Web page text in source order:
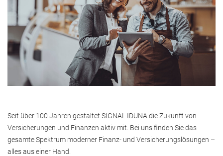
Seit über 100 Jahren gestaltet SIGNAL IDUNA die Zukunft von
Versicherungen und Finanzen aktiv mit. Bei uns finden Sie das
gesamte Spektrum moderner Finanz- und Versicherungslösungen –
alles aus einer Hand.